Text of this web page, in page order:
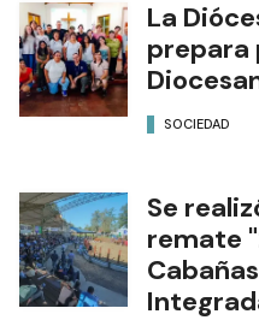
La
prepara
SOCIEDAD
Se
remate